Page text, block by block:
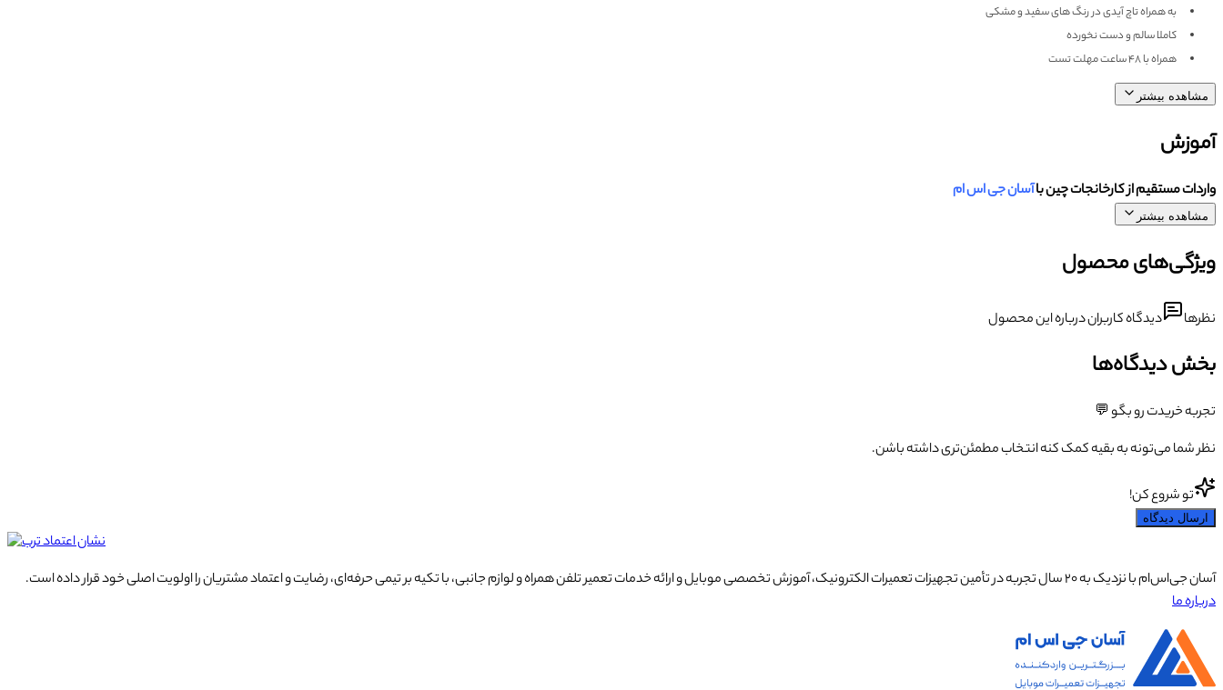
به همراه تاچ آیدی در رنگ های سفید و مشکی
کاملا سالم و دست نخورده
همراه با ۴۸ ساعت مهلت تست
مشاهده بیشتر
آموزش
واردات مستقیم از کارخانجات چین باآسان جی اس ام
مشاهده بیشتر
ویژگی‌های محصول
نظرها دیدگاه کاربران درباره این محصول
بخش دیدگاه‌ها
تجربه خریدت رو بگو 💬
نظر شما می‌تونه به بقیه کمک کنه انتخاب مطمئن‌تری داشته باشن.
تو شروع کن!
ارسال دیدگاه
آسان جی‌اس‌ام با نزدیک به ۲۰ سال تجربه در تأمین تجهیزات تعمیرات الکترونیک، آموزش تخصصی موبایل و ارائه خدمات تعمیر تلفن همراه و لوازم جانبی، با تکیه بر تیمی حرفه‌ای، رضایت و اعتماد مشتریان را اولویت اصلی خود قرار داده است.
درباره ما